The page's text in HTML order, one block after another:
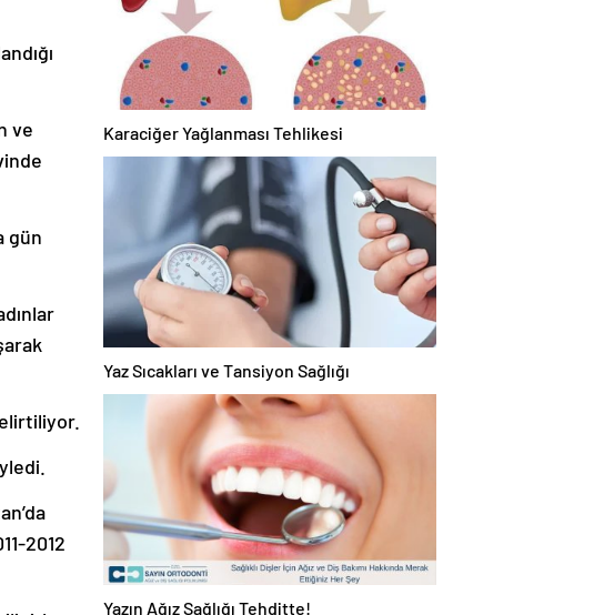
ve
gün
2012
Karaciğer Yağlanması Tehlikesi
Yaz Sıcakları ve Tansiyon Sağlığı
Yazın Ağız Sağlığı Tehditte!